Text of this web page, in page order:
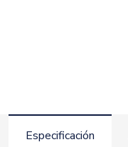
Especificación